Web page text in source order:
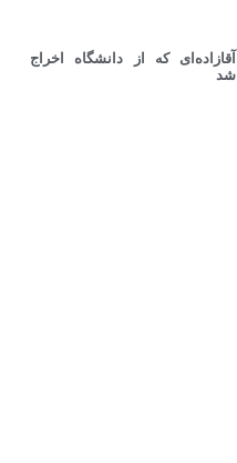
آقازاده‌ای که از دانشگاه اخراج
شد